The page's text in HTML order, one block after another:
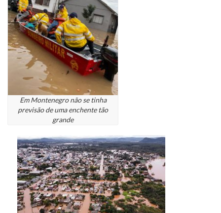
Em Montenegro não se tinha
previsão de uma enchente tão
grande